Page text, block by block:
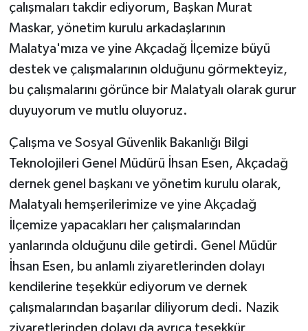
çalışmaları takdir ediyorum, Başkan Murat
Maskar, yönetim kurulu arkadaşlarının
Malatya'mıza ve yine Akçadağ İlçemize büyü
destek ve çalışmalarının olduğunu görmekteyiz,
bu çalışmalarını görünce bir Malatyalı olarak gurur
duyuyorum ve mutlu oluyoruz.
Çalışma ve Sosyal Güvenlik Bakanlığı Bilgi
Teknolojileri Genel Müdürü İhsan Esen, Akçadağ
dernek genel başkanı ve yönetim kurulu olarak,
Malatyalı hemşerilerimize ve yine Akçadağ
İlçemize yapacakları her çalışmalarından
yanlarında olduğunu dile getirdi. Genel Müdür
İhsan Esen, bu anlamlı ziyaretlerinden dolayı
kendilerine teşekkür ediyorum ve dernek
çalışmalarından başarılar diliyorum dedi. Nazik